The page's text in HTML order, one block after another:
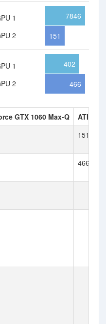
1
2
7846
151
1
2
402
466
GTX 1060 Max-Q
ATI
151
466